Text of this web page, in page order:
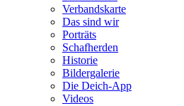
Verbandskarte
Das sind wir
Porträts
Schafherden
Historie
Bildergalerie
Die Deich-App
Videos